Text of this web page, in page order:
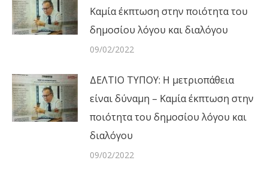
Καμία έκπτωση στην ποιότητα του
δημοσίου λόγου και διαλόγου
09/02/2022
ΔΕΛΤΙΟ ΤΥΠΟΥ: Η μετριοπάθεια
είναι δύναμη – Καμία έκπτωση στην
ποιότητα του δημοσίου λόγου και
διαλόγου
09/02/2022